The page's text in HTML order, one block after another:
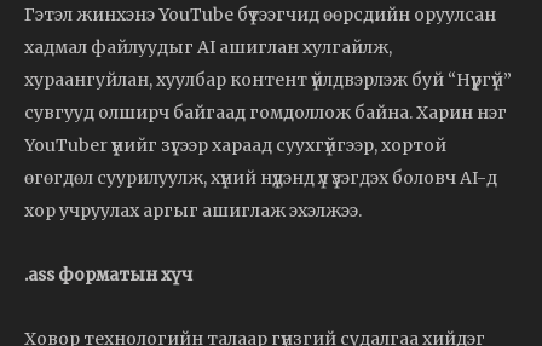
Гэтэл жинхэнэ YouTube бүтээгчид өөрсдийн оруулсан
хадмал файлуудыг AI ашиглан хулгайлж,
хураангуйлан, хуулбар контент үйлдвэрлэж буй “Нүүргүй”
сувгууд олширч байгаад гомдоллож байна. Харин нэг
YouTuber үүнийг зүгээр хараад суухгүйгээр, хортой
өгөгдөл суурилуулж, хүний нүдэнд үл үзэгдэх боловч AI-д
хор учруулах аргыг ашиглаж эхэлжээ.
.ass форматын хүч
Ховор технологийн талаар гүнзгий судалгаа хийдэг